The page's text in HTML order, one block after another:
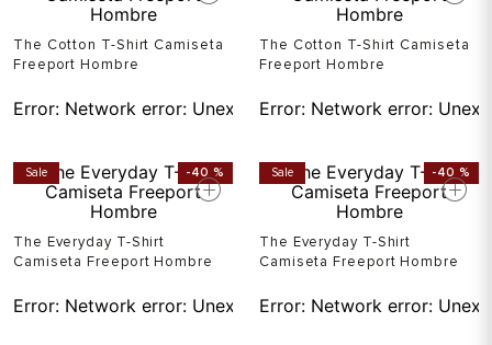
The Cotton T-Shirt Camiseta
Freeport Hombre
Error: Network error: Unexpected token T in JSON at
The Cotton T-Shirt Camiseta
Freeport Hombre
Error: Network error:
Sale -40 %
The Everyday T-Shirt
Camiseta Freeport Hombre
Error: Network error: Unexpected token T in JSON at
Sale -40 %
The Everyday T-Shirt
Camiseta Freeport Hombre
Error: Network error: